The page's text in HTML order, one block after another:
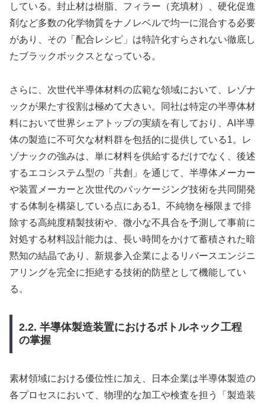
している。封止材は樹脂、フィラー（充填材）、硬化促進
剤など多数の化学物質をナノレベルで均一に混合する必要
があり、その「配合レシピ」は特許化すらされない徹底し
たブラックボックスとなっている。
さらに、次世代半導体材料の広範な領域において、レゾナ
ックが果たす役割は極めて大きい。同社は特定の半導体材
料において世界シェアトップの実績を有しており、AI半導
体の製造に不可欠な材料群を包括的に提供している1。レ
ゾナックの強みは、単に材料を供給するだけでなく、後述
するエコシステム型の「共創」を通じて、半導体メーカー
や装置メーカーと次世代のパッケージング技術を共同開発
する体制を構築している点にある1。不純物を極限まで排
除する高純度精製技術や、微小な不具合を予測して事前に
対処する材料設計能力は、長い時間をかけて蓄積された暗
黙知の結晶であり、新規参入企業によるリバースエンジニ
アリングを完全に拒絶する技術的防壁として機能してい
る。
2.2. 半導体製造装置におけるボトルネック工程
の掌握
素材領域における優位性に加え、日本企業は半導体製造の
各プロセスにおいて、物理的な加工や検査を担う「製造装